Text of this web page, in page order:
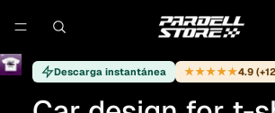
Descarga instantánea ★★★★★4.9